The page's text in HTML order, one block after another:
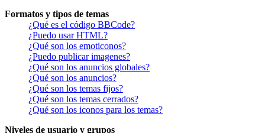
Formatos y tipos de temas
¿Qué es el código BBCode?
¿Puedo usar HTML?
¿Qué son los emoticonos?
¿Puedo publicar imagenes?
¿Qué son los anuncios globales?
¿Qué son los anuncios?
¿Qué son los temas fijos?
¿Qué son los temas cerrados?
¿Qué son los iconos para los temas?
Niveles de usuario y grupos